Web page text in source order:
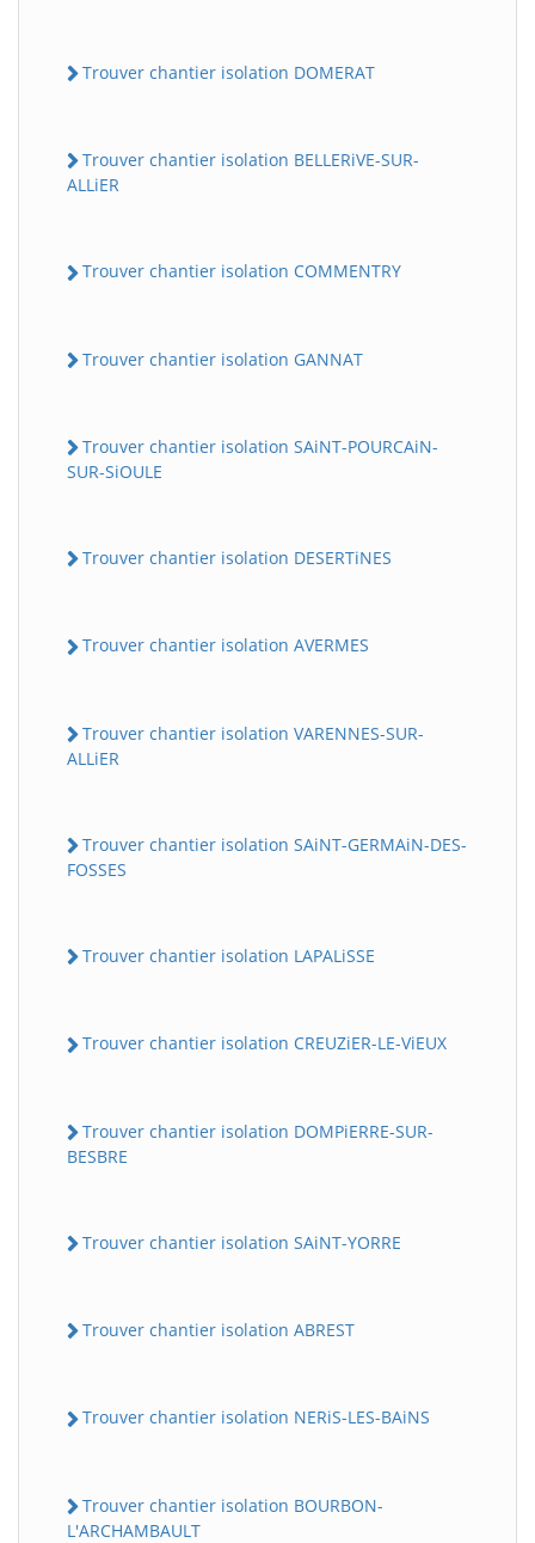
Trouver chantier isolation DOMERAT
Trouver chantier isolation BELLERiVE-SUR-
ALLiER
Trouver chantier isolation COMMENTRY
Trouver chantier isolation GANNAT
Trouver chantier isolation SAiNT-POURCAiN-
SUR-SiOULE
Trouver chantier isolation DESERTiNES
Trouver chantier isolation AVERMES
Trouver chantier isolation VARENNES-SUR-
ALLiER
Trouver chantier isolation SAiNT-GERMAiN-DES-
FOSSES
Trouver chantier isolation LAPALiSSE
Trouver chantier isolation CREUZiER-LE-ViEUX
Trouver chantier isolation DOMPiERRE-SUR-
BESBRE
Trouver chantier isolation SAiNT-YORRE
Trouver chantier isolation ABREST
Trouver chantier isolation NERiS-LES-BAiNS
Trouver chantier isolation BOURBON-
L'ARCHAMBAULT